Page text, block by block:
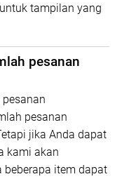
tampilan yang
pesanan
pesanan
jika Anda dapat
kami akan
beberapa item dapat